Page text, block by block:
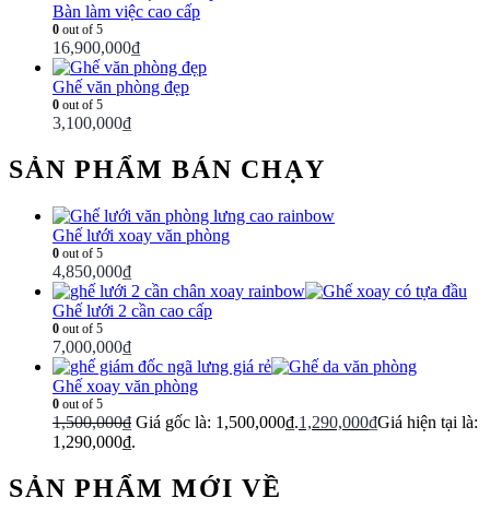
Bàn làm việc cao cấp
0 out of 5
16,900,000₫
Ghế văn phòng đẹp
0 out of 5
3,100,000₫
SẢN PHẨM BÁN CHẠY
Ghế lưới xoay văn phòng
0 out of 5
4,850,000₫
Ghế lưới 2 cần cao cấp
0 out of 5
7,000,000₫
Ghế xoay văn phòng
0 out of 5
1,500,000₫ Giá gốc là: 1,500,000₫.1,290,000₫Giá hiện tại là:
1,290,000₫.
SẢN PHẨM MỚI VỀ